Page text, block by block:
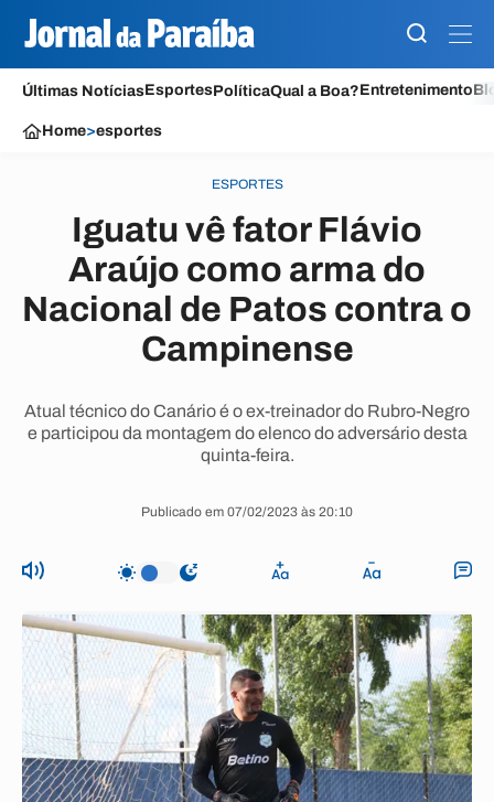
Últimas NotíciasEsportesPolíticaQual a Boa?Entretenimento
Home>esportes
ESPORTES
Iguatu vê fator Flávio
Araújo como arma do
Nacional de Patos contra o
Campinense
Atual técnico do Canário é o ex-treinador do Rubro-Negro
e participou da montagem do elenco do adversário desta
quinta-feira.
Publicado em 07/02/2023 às 20:10